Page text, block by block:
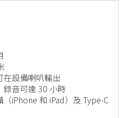
設備喇叭輸出
音可達 30 小時
iPhone 和 iPad）及 Type-C